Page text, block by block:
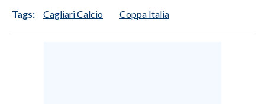
Tags: Cagliari Calcio Coppa Italia